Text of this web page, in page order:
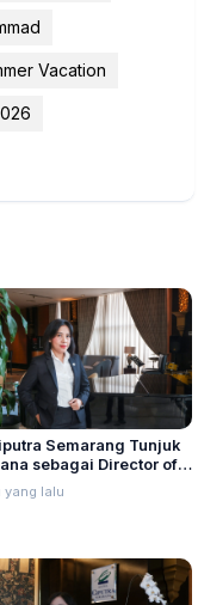
Vacation
Semarang Tunjuk
sebagai Director of
yang lalu